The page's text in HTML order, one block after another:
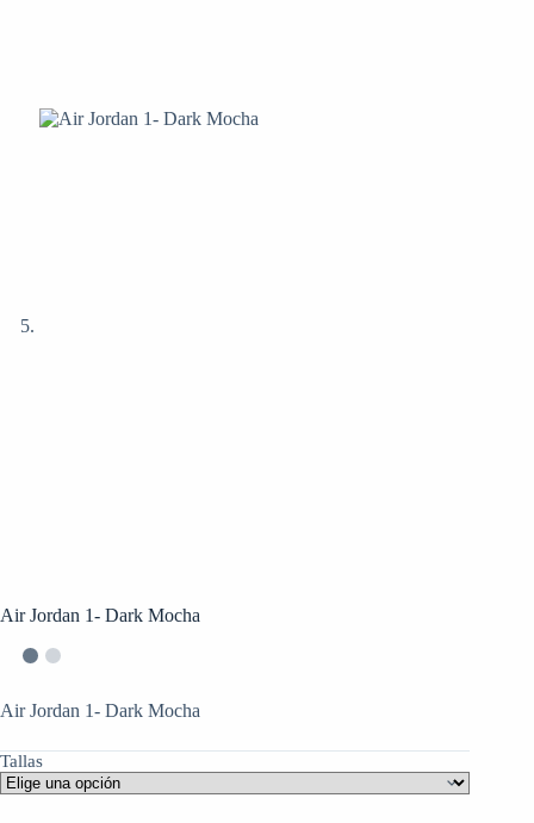
Air Jordan 1- Dark Mocha
Air Jordan 1- Dark Mocha
Tallas